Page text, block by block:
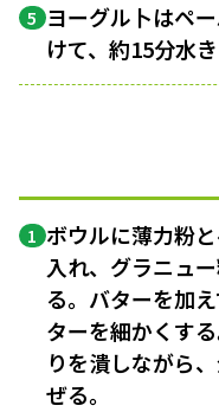
5 ヨーグル卜はペ
けて、約15分水き
1 ボウルに薄力粉
入れ、グラニュ
る。バターを加
ターを細かくす
りを潰しながら
ぜる。